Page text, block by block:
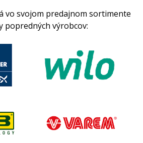
vo svojom predajnom sortimente
popredných výrobcov: